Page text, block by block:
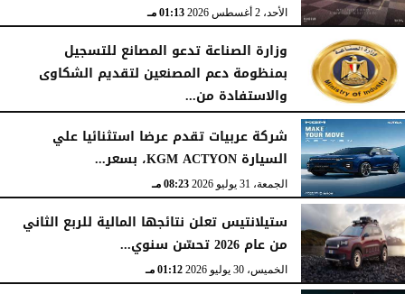
الأحد، 2 أغسطس 2026 01:13 مـ
وزارة الصناعة تدعو المصانع للتسجيل
بمنظومة دعم المصنعين لتقديم الشكاوى
والاستفادة من...
السبت، 1 أغسطس 2026
شركة عربيات تقدم عرضا استثنائيا علي
السيارة KGM ACTYON، بسعر...
الجمعة، 31 يوليو 2026 08:23 مـ
ستيلانتيس تعلن نتائجها المالية للربع الثاني
من عام 2026 تحسّن سنوي...
الخميس، 30 يوليو 2026 01:12 مـ